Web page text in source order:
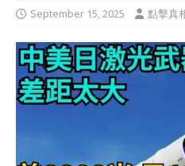
September 15, 2025 點擊真